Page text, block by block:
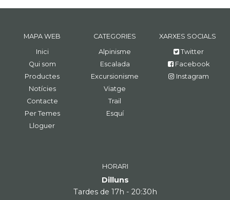
MAPA WEB
Inici
Qui som
Productes
Notícies
Contacte
Per Temes
Lloguer
CATEGORIES
Alpinisme
Escalada
Excursionisme
Viatge
Trail
Esquí
XARXES SOCIALS
Twitter
Facebook
Instagram
HORARI
Dilluns
Tardes de 17h - 20:30h